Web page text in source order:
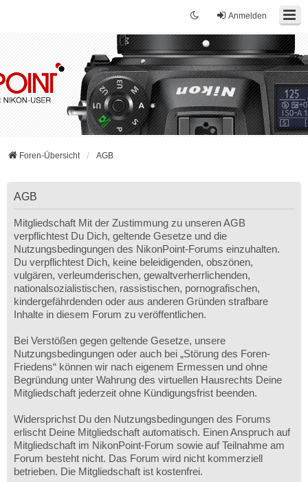
Anmelden
Foren-Übersicht AGB
AGB
Mitgliedschaft Mit der Zustimmung zu unseren AGB
verpflichtest Du Dich, geltende Gesetze und die
Nutzungsbedingungen des NikonPoint-Forums einzuhalten.
Du verpflichtest Dich, keine beleidigenden, obszönen,
vulgären, verleumderischen, gewaltverherrlichenden,
nationalsozialistischen, rassistischen, pornografischen,
kindergefährdenden oder aus anderen Gründen strafbare
Inhalte in diesem Forum zu veröffentlichen.
Bei Verstößen gegen geltende Gesetze, unsere
Nutzungsbedingungen oder auch bei „Störung des Foren-
Friedens“ können wir nach eigenem Ermessen und ohne
Begründung unter Wahrung des virtuellen Hausrechts Deine
Mitgliedschaft jederzeit ohne Kündigungsfrist beenden.
Widersprichst Du den Nutzungsbedingungen des Forums
erlischt Deine Mitgliedschaft automatisch. Einen Anspruch auf
Mitgliedschaft im NikonPoint-Forum sowie auf Teilnahme am
Forum besteht nicht. Das Forum wird nicht kommerziell
betrieben. Die Mitgliedschaft ist kostenfrei.